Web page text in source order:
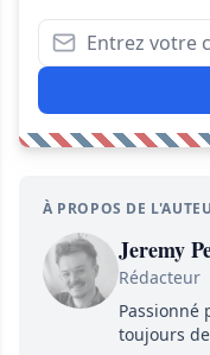
À PROPOS DE
Jeremy
Rédacteur
Passionné
toujours